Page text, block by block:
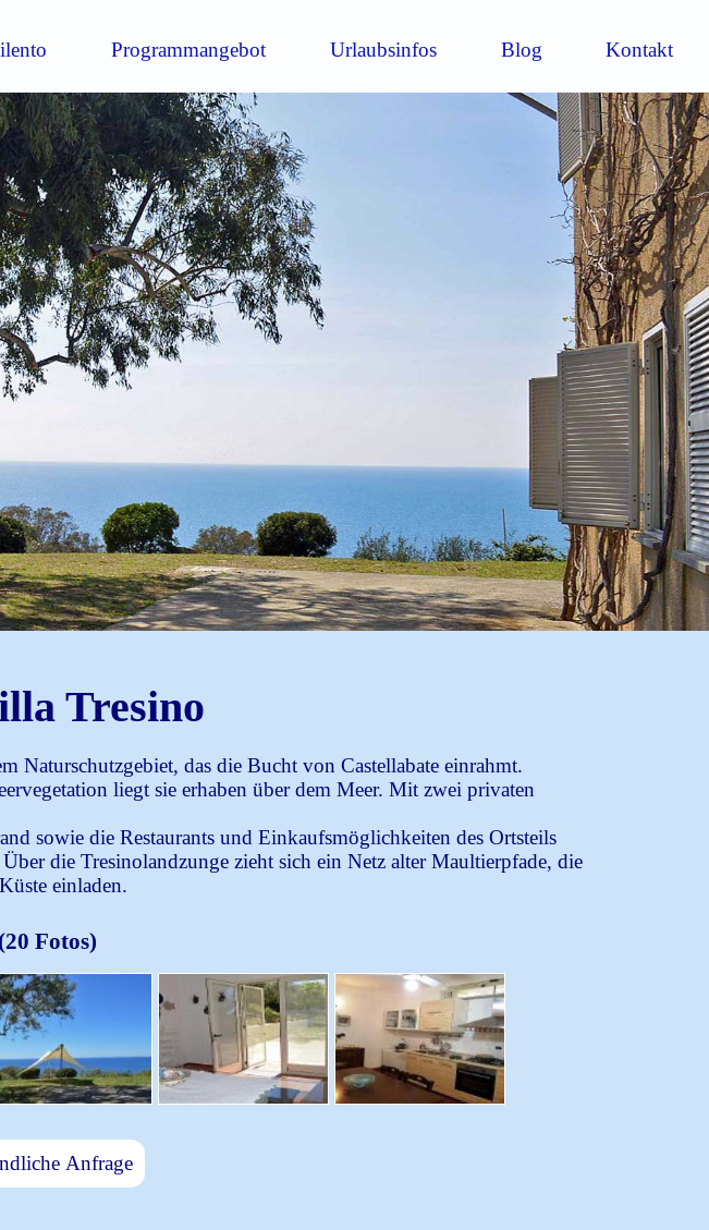
Programmangebot Urlaubsinfos Blog Kontakt
Tresino
Naturschutzgebiet, das die Bucht von Castellabate einrahmt.
liegt sie erhaben über dem Meer. Mit zwei privaten
sowie die Restaurants und Einkaufsmöglichkeiten des Ortsteils
die Tresinolandzunge zieht sich ein Netz alter Maultierpfade, die
einladen.
(20 Fotos)
Anfrage